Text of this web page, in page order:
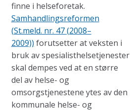
finne i helseforetak.
Samhandlingsreformen
(St.meld. nr. 47 (2008–
2009)) forutsetter at veksten i
bruk av spesialisthelsetjenester
skal dempes ved at en større
del av helse- og
omsorgstjenestene ytes av den
kommunale helse- og